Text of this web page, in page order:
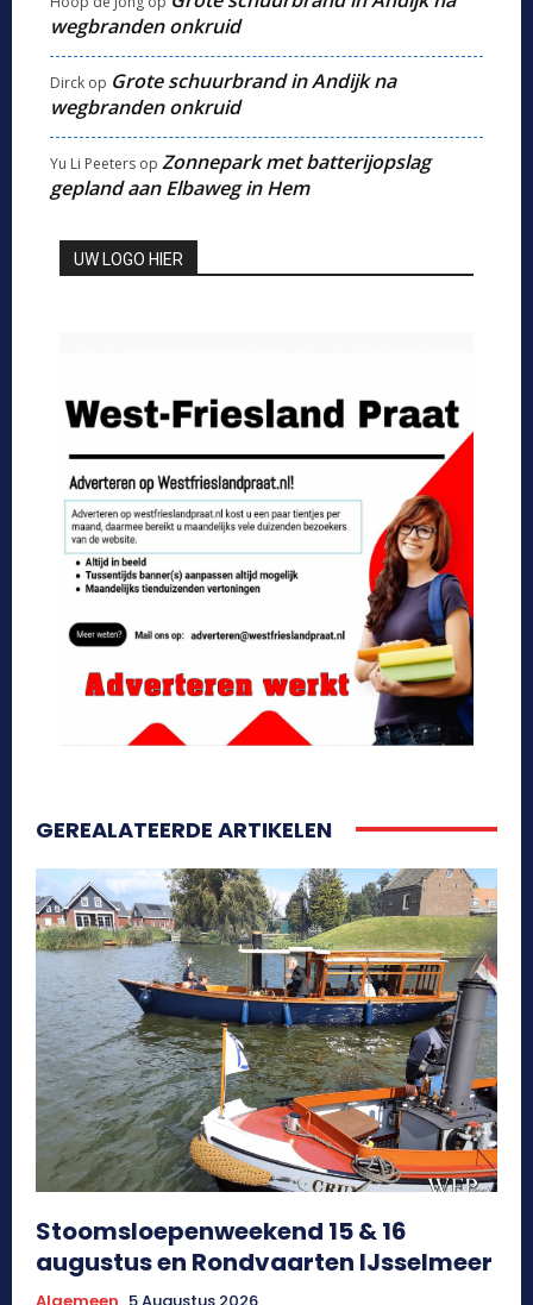
wegbranden onkruid
Dirck op Grote schuurbrand in Andijk na
wegbranden onkruid
Yu Li Peeters op Zonnepark met batterijopslag
gepland aan Elbaweg in Hem
UW LOGO HIER
GEREALATEERDE ARTIKELEN
Stoomsloepenweekend 15 & 16
augustus en Rondvaarten IJsselmeer
Algemeen 5 Augustus 2026